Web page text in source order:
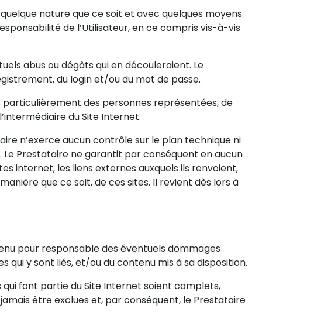
nature que ce soit et avec quelques moyens
de l’Utilisateur, en ce compris vis-à-vis
abus ou dégâts qui en découleraient. Le
du login et/ou du mot de passe.
des personnes représentées, de
du Site Internet.
n’exerce aucun contrôle sur le plan technique ni
Le Prestataire ne garantit par conséquent en aucun
internet, les liens externes auxquels ils renvoient,
que ce soit, de ces sites. Il revient dès lors à
pour responsable des éventuels dommages
qui y sont liés, et/ou du contenu mis à sa disposition.
font partie du Site Internet soient complets,
être exclues et, par conséquent, le Prestataire